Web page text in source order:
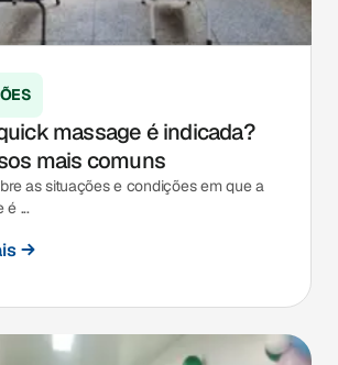
massage é indicada?
mais comuns
as situações e condições em que a
é ...